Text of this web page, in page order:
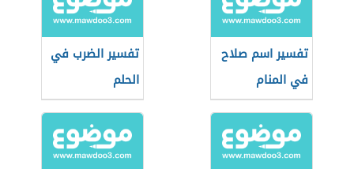
تفسير اسم صلاح
في المنام
تفسير الضرب في
الحلم